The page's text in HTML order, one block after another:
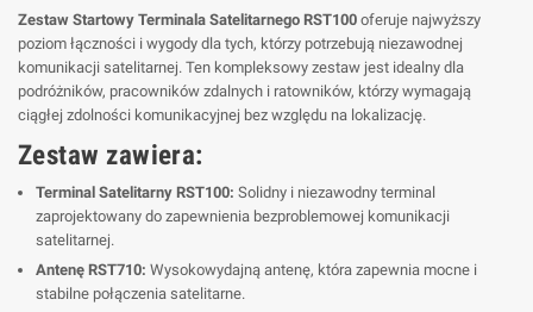
Zestaw Startowy Terminala Satelitarnego RST100 oferuje najwyższy
poziom łączności i wygody dla tych, którzy potrzebują niezawodnej
komunikacji satelitarnej. Ten kompleksowy zestaw jest idealny dla
podróżników, pracowników zdalnych i ratowników, którzy wymagają
ciągłej zdolności komunikacyjnej bez względu na lokalizację.
Zestaw zawiera:
Terminal Satelitarny RST100: Solidny i niezawodny terminal
zaprojektowany do zapewnienia bezproblemowej komunikacji
satelitarnej.
Antenę RST710: Wysokowydajną antenę, która zapewnia mocne i
stabilne połączenia satelitarne.